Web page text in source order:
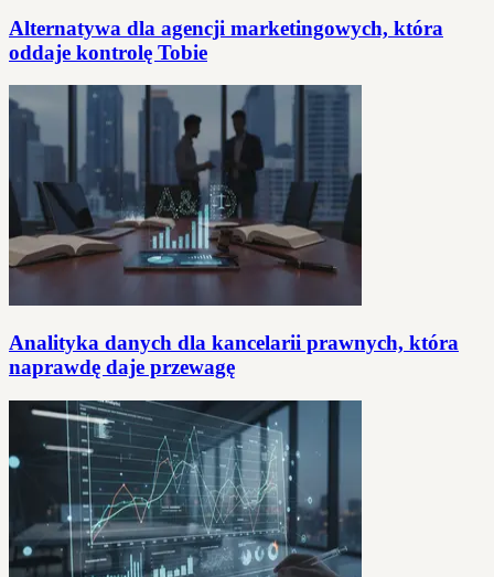
Alternatywa dla agencji marketingowych, która
oddaje kontrolę Tobie
Analityka danych dla kancelarii prawnych, która
naprawdę daje przewagę